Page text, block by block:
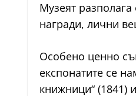
Музеят
награди, лични
Особено ценно
експонатите се
книжници“ (1841)